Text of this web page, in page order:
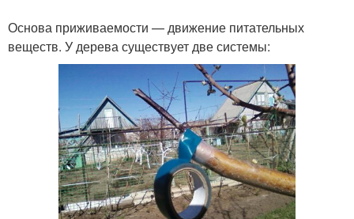
Основа приживаемости — движение питательных
веществ. У дерева существует две системы: